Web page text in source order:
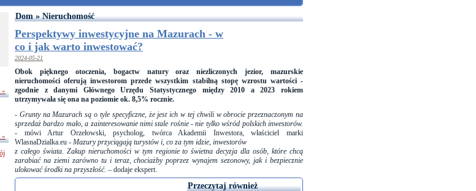
Dom » Nieruchomość
Perspektywy inwestycyjne na Mazurach - w
co i jak warto inwestować?
2024-05-21
Obok pięknego otoczenia, bogactw natury oraz niezliczonych jezior, mazurskie
nieruchomości oferują inwestorom przede wszystkim stabilną stopę wzrostu wartości -
zgodnie z danymi Głównego Urzędu Statystycznego między 2010 a 2023 rokiem
utrzymywała się ona na poziomie ok. 8,5% rocznie.
- Grunty na Mazurach są o tyle specyficzne, że jest ich w tej chwili w obrocie przeznaczonym na
sprzedaż bardzo mało, a zainteresowanie nimi stale rośnie - nie tylko wśród polskich inwestorów.
- mówi Artur Orzełowski, psycholog, twórca Akademii Inwestora, właściciel marki
WlasnaDzialka.eu - Mazury przyciągają turystów i, co za tym idzie, inwestorów
z całego świata. Zakup nieruchomości w tym regionie to świetna decyzja dla osób, które chcą
zarabiać na ziemi zarówno tu i teraz, chociażby poprzez wynajem sezonowy, jak i bezpiecznie
ulokować środki na przyszłość. – dodaje ekspert.
Przeczytaj również
»
»